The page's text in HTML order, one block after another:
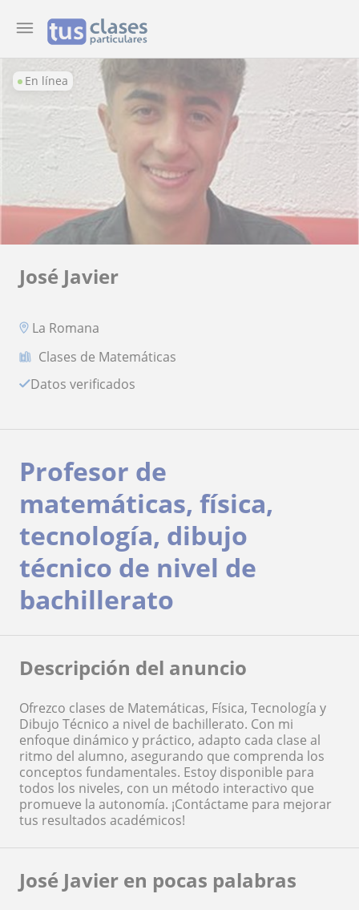
En línea
José Javier
La Romana
Clases de Matemáticas
Datos verificados
Profesor de
matemáticas, física,
tecnología, dibujo
técnico de nivel de
bachillerato
Descripción del anuncio
Ofrezco clases de Matemáticas, Física, Tecnología y
Dibujo Técnico a nivel de bachillerato. Con mi
enfoque dinámico y práctico, adapto cada clase al
ritmo del alumno, asegurando que comprenda los
conceptos fundamentales. Estoy disponible para
todos los niveles, con un método interactivo que
promueve la autonomía. ¡Contáctame para mejorar
tus resultados académicos!
José Javier en pocas palabras